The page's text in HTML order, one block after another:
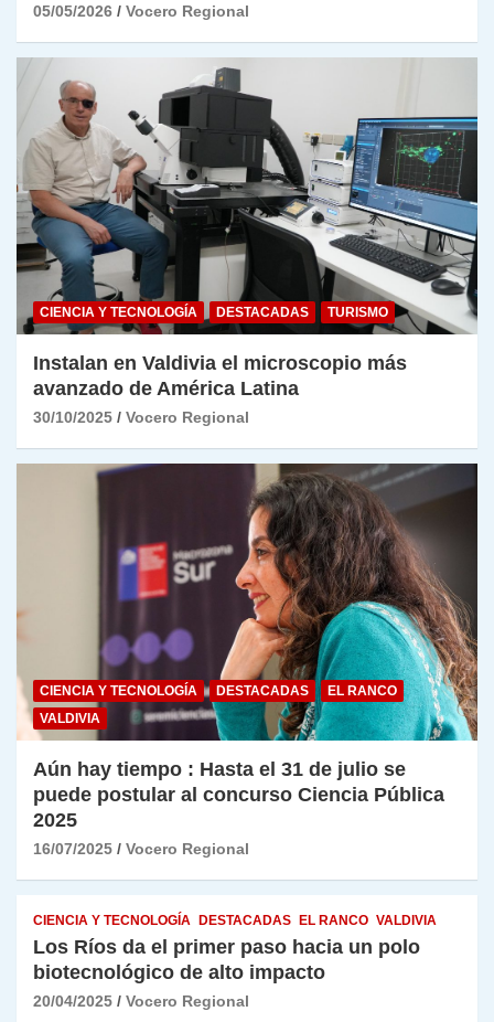
05/05/2026 Vocero Regional
CIENCIA Y TECNOLOGÍA DESTACADAS TURISMO
Instalan en Valdivia el microscopio más
avanzado de América Latina
30/10/2025 Vocero Regional
CIENCIA Y TECNOLOGÍA DESTACADAS
EL RANCO
VALDIVIA
Aún hay tiempo : Hasta el 31 de julio se
puede postular al concurso Ciencia Pública
2025
16/07/2025 Vocero Regional
CIENCIA Y TECNOLOGÍA DESTACADAS EL RANCO VALDIVIA
Los Ríos da el primer paso hacia un polo
biotecnológico de alto impacto
20/04/2025 Vocero Regional